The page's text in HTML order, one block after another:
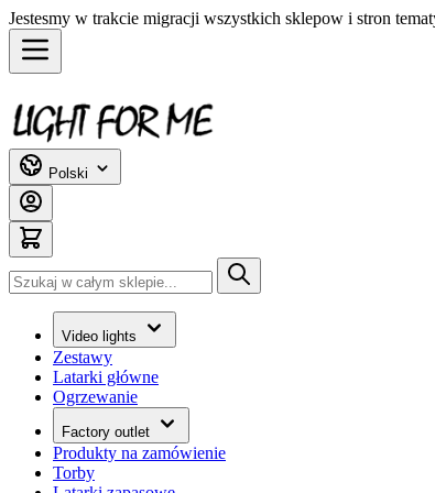
Jestesmy w trakcie migracji wszystkich sklepow i stron
Przejdź do treści
Polski
Szukaj
Video lights
Zestawy
Latarki główne
Ogrzewanie
Factory outlet
Produkty na zamówienie
Torby